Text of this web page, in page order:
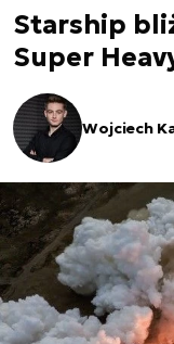
Starship
Super
Wojciech